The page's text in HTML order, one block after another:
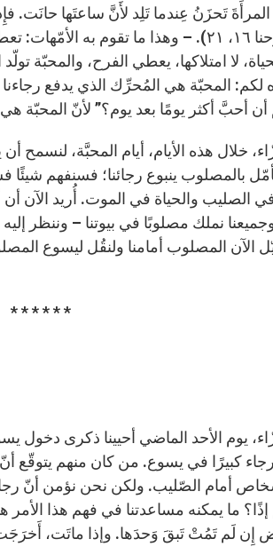
المرأَةَ تَحزَنُ عِندما تَلِد لأَنَّ ساعتَها
وُلِدَ إِنسانٌ في العالَم” (يوحنا ۱٦، ٢۱). – وهذا
لا امتلاكها، يعطي الفرح، والمحبّة
لكم: المحبّة هي المُحرِّك الذي يدفع
أحبَّ أكثر يومًا بعد يوم؟” لأنّ المحبّة
خلال هذه الأيام، أيام المحبَّة،
بالمصلوب ينبوع رجائنا؛ فسنفهم
في الصليب والحياة في الموت. أُريد الآن
نملك مصلوبًا في بيوتنا – وننظر
الآن المصلوب أمامنا ولنقُل ليسوع
* * * * * *
يوم الأحد الماضي أحيينا ذكرى دخول
كبيرًا في يسوع. من كان منهم يتوقّع
أمام الصّليب. ولكن نحن نؤمن أنّ
إذًا؟ ما يمكنه مساعدتنا في فهم هذا
إِن لَم تَمُتْ تَبقَ وَحدَها. وإذا ماتَت،